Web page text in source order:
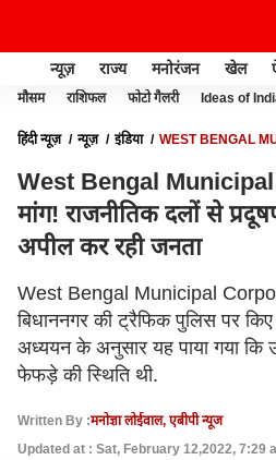
न्यूज़ राज्य मनोरंजन खेल
मौसम राशिफल फोटो गैलरी Ideas of
हिंदी न्यूज़ न्यूज़ इंडिया
WEST BENGAL
West Bengal
मांग! राजनीतिक दलों से
अपील कर रही जनता
West Bengal Municipal
बिधाननगर की ट्रैफिक पुलिस पर
अध्ययन के अनुसार यह पाया गया कि
फेफड़े की स्थिति थी.
Written By :मनोज्ञा लोईवाल, एबीपी न्यूज
Updated at : Sat, February 12,2022, 7:29